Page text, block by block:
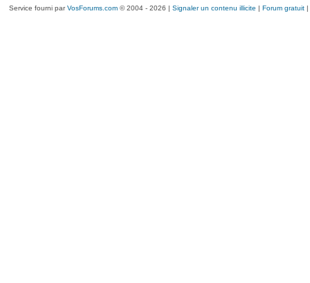
Service fourni parVosForums.com© 2004 - 2026 | Signaler un contenu illicite | Forum gratuit|